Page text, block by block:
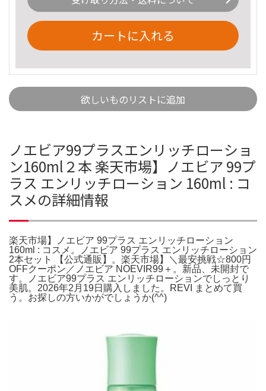
カートに入れる
欲しいものリストに追加
ノエビア99プラスエンリッチローショ
ン160ml２本 楽天市場】ノエビア 99プ
ラス エンリッチローション 160ml : コ
スメの詳細情報
楽天市場】ノエビア 99プラス エンリッチローション
160ml : コスメ。ノエビア 99プラス エンリッチローション
2本セット 【公式通販】。楽天市場】＼最安挑戦☆800円
OFFクーポン／ノエビア NOEVIR99＋。新品、未開封で
す。ノエビア99プラス エンリッチローションでしっとり
美肌。2026年2月19日購入しました。REVI まとめて買
う。お探しの方いかがでしょうか(^^)